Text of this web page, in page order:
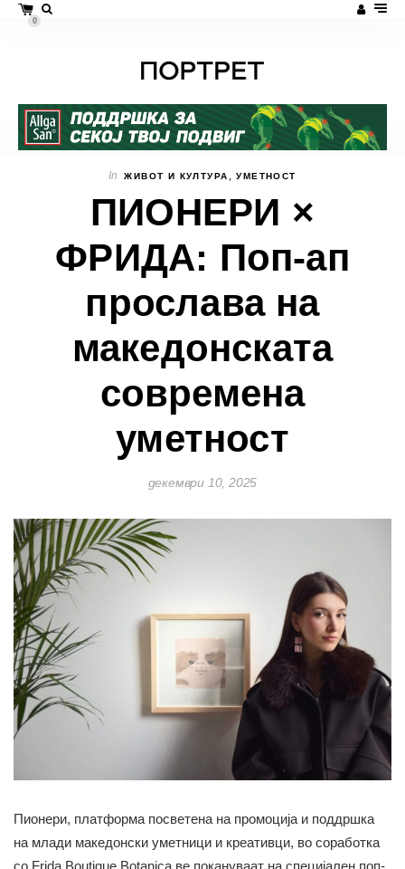
0
In ЖИВОТ И КУЛТУРА ,УМЕТНОСТ
ПИОНЕРИ ×
ФРИДА: Поп-ап
прослава на
македонската
современа
уметност
декември 10, 2025
Пионери, платформа посветена на промоција и поддршка
на млади македонски уметници и креативци, во соработка
со Frida Boutique Botanica ве покануваат на специјален поп-